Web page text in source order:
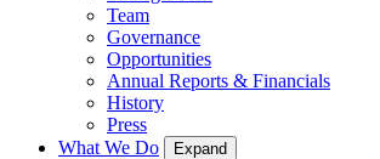
Team
Governance
Opportunities
Annual Reports & Financials
History
Press
What We Do
Expand